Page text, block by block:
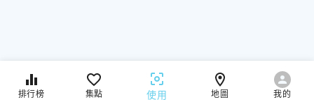
排行榜 集點 使用 地圖 我的